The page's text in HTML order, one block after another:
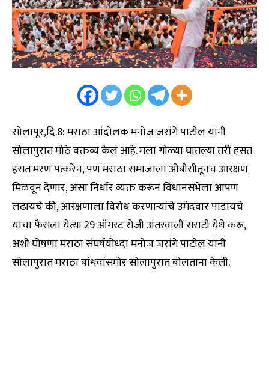
सोलापूर,दि.8: मराठा आंदोलक मनोज जरांगे पाटील यांनी
सोलापुरात मोठे वक्तव्य केलं आहे. मला गोळ्या घातल्या तरी हसत
हसत मरण पत्करेन, पण मराठा समाजाला ओबीसीतूनच आरक्षण
मिळवून देणार, असा निर्धार व्यक्त करून विधानसभेला आपण
लढायचे की, आरक्षणाला विरोध करणाऱ्यांचे उमेदवार पाडायचे
याचा फैसला येत्या 29 ऑगस्ट रोजी अंतरवाली सराटी येथे करू,
अशी घोषणा मराठा संघर्षयोध्दा मनोज जरांगे पाटील यांनी
सोलापुरात मराठा बांधवांसमोर सोलापुरात बोलताना केली.